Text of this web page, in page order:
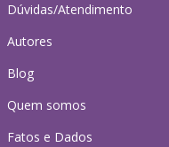
Dúvidas/Atendimento
Autores
Blog
Quem somos
Fatos e Dados